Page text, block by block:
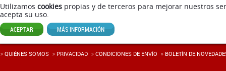
Utilizamos cookies propias y de terceros para mejorar nuestros
acepta su uso.
ACEPTAR MÁS INFORMACIÓN
QUIÉNES SOMOS PRIVACIDAD CONDICIONES DE ENVÍ­O BOLETÍN DE